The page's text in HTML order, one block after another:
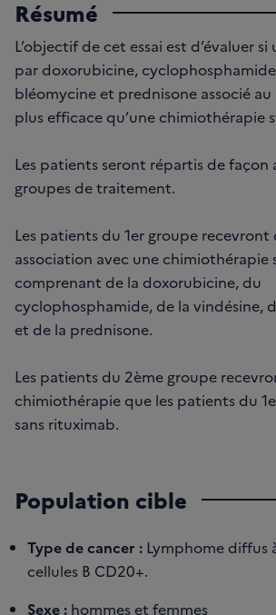
Résumé
L’objectif de cet essai est d’évaluer
par doxorubicine,
bléomycine et prednisone associé
plus efficace qu’une chimiothérapie
Les patients seront répartis de façon
groupes de traitement.
Les patients du 1er groupe
association avec une chimiothérapie
comprenant de la doxorubicine, du
cyclophosphamide, de la vindésine,
et de la prednisone.
Les patients du 2ème groupe
chimiothérapie que les patients du
sans rituximab.
Population cible
Type de cancer : Lymphome diffus
cellules B CD20+.
Sexe : hommes et femmes